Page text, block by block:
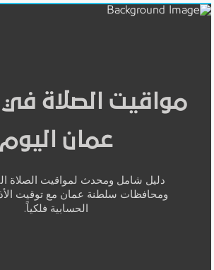
مواقيت الصلاة
عمان اليوم
دليل شامل ومحدث لمواقيت الصلاة
ومحافظات سلطنة عمان مع توقيت
الحسابية فلكياً.